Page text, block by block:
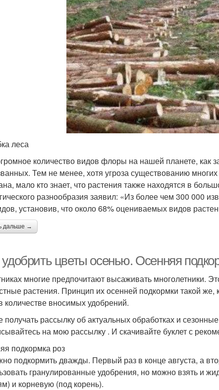
леса
количество видов флоры на нашей планете, как
Тем не менее, хотя угроза существованию
мало кто знает, что растения также находятся в
разнообразия заявил: «Из более чем 300 000
установив, что около 68% оцениваемых видов
дальше →
цветы осенью. Осенняя
многие предпочитают высаживать многолетники.
растения. Принцип их осенней подкормки такой же,
количестве вносимых удобрений.
получать рассылку об актуальных обработках и
на мою рассылку . И скачивайте буклет с
подкормка роз
подкормить дважды. Первый раз в конце августа, а
гранулированные удобрения, но можно взять и
и корневую (под корень).